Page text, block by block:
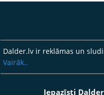
Dalder.lv ir reklāmas un
Vairāk..
Iepazīsti Dalder